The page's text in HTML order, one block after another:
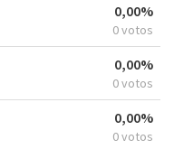
0,00%
0 votos
0,00%
0 votos
0,00%
0 votos